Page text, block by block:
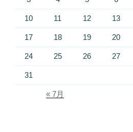
10 11 12 13
17 18 19 20
24 25 26 27
31
« 7月